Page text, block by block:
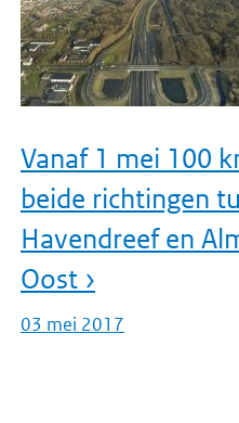
Vanaf 1 mei 100
beide richtingen
Havendreef en
Oost ›
03 mei 2017